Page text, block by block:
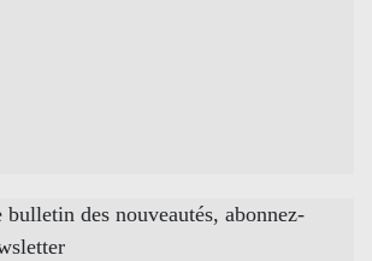
des nouveautés, abonnez-